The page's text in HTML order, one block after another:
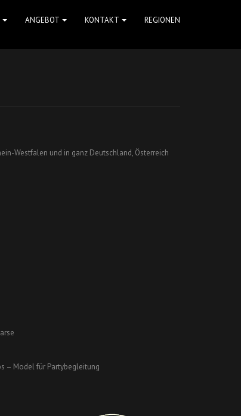
ANGEBOT KONTAKT REGIONEN
Westfalen und in ganz Deutschland, Österreich
– Model für Partybegleitung